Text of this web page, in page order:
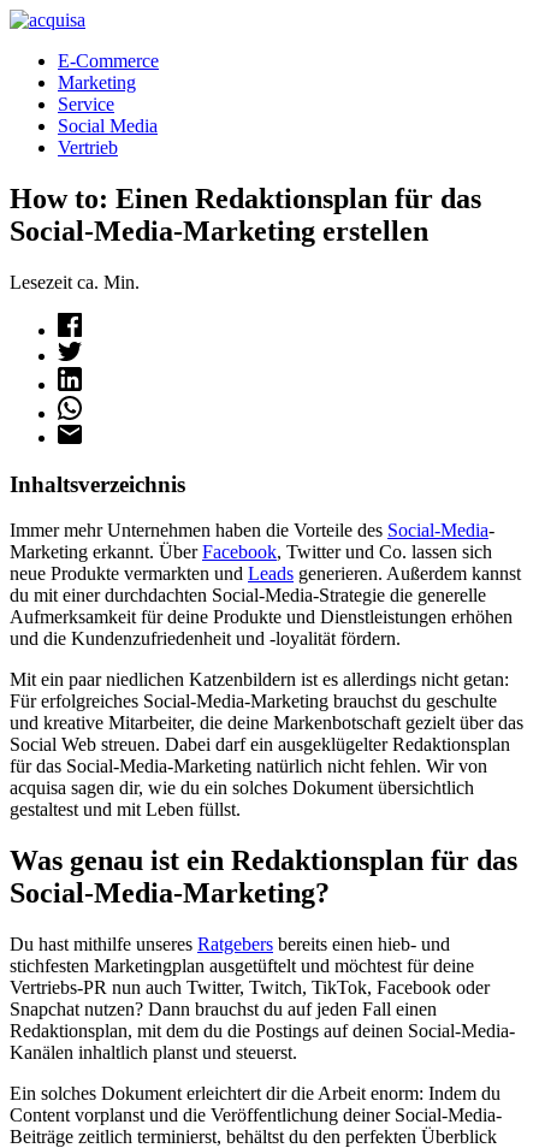
E-Commerce
Marketing
Service
Social Media
Vertrieb
How to: Einen Redaktionsplan für das
Social-Media-Marketing erstellen
Lesezeit ca. Min.
Inhaltsverzeichnis
Immer mehr Unternehmen haben die Vorteile des Social-Media-
Marketing erkannt. ÜberFacebook, Twitter und Co. lassen sich
neue Produkte vermarkten und Leads generieren. Außerdem kannst
du mit einer durchdachten Social-Media-Strategie die generelle
Aufmerksamkeit für deine Produkte und Dienstleistungen erhöhen
und die Kundenzufriedenheit und -loyalität fördern.
Mit ein paar niedlichen Katzenbildern ist es allerdings nicht getan:
Für erfolgreiches Social-Media-Marketing brauchst du geschulte
und kreative Mitarbeiter, die deine Markenbotschaft gezielt über das
Social Web streuen. Dabei darf ein ausgeklügelter Redaktionsplan
für das Social-Media-Marketing natürlich nicht fehlen. Wir von
acquisa sagen dir, wie du ein solches Dokument übersichtlich
gestaltest und mit Leben füllst.
Was genau ist ein Redaktionsplan für das
Social-Media-Marketing?
Du hast mithilfe unseres Ratgebers bereits einen hieb- und
stichfesten Marketingplan ausgetüftelt und möchtest für deine
Vertriebs-PR nun auch Twitter, Twitch, TikTok, Facebook oder
Snapchat nutzen? Dann brauchst du auf jeden Fall einen
Redaktionsplan, mit dem du die Postings auf deinen Social-Media-
Kanälen inhaltlich planst und steuerst.
Ein solches Dokument erleichtert dir die Arbeit enorm: Indem du
Content vorplanst und die Veröffentlichung deiner Social-Media-
Beiträge zeitlich terminierst, behältst du den perfekten Überblick